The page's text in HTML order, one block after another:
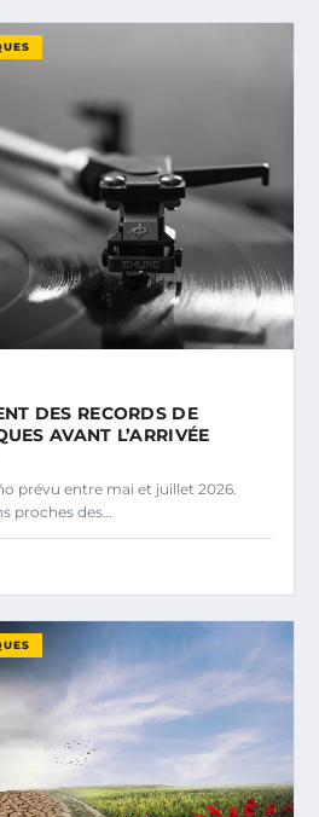
DES RECORDS DE
AVANT L’ARRIVÉE
prévu entre mai et juillet 2026.
proches des…